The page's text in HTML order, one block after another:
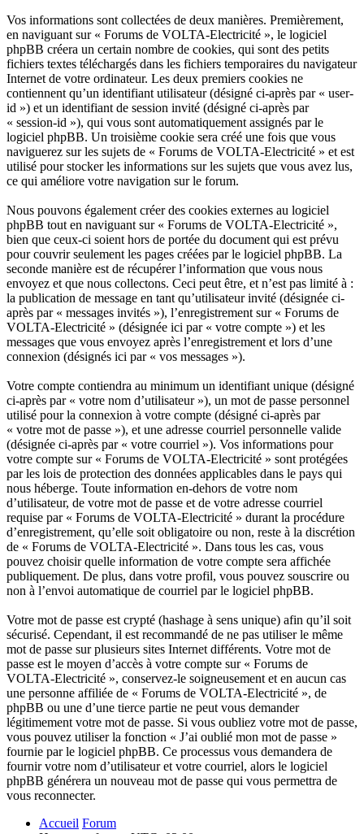
Vos informations sont collectées de deux manières. Premièrement,
en naviguant sur « Forums de VOLTA-Electricité », le logiciel
phpBB créera un certain nombre de cookies, qui sont des petits
fichiers textes téléchargés dans les fichiers temporaires du navigateur
Internet de votre ordinateur. Les deux premiers cookies ne
contiennent qu’un identifiant utilisateur (désigné ci-après par « user-
id ») et un identifiant de session invité (désigné ci-après par
« session-id »), qui vous sont automatiquement assignés par le
logiciel phpBB. Un troisième cookie sera créé une fois que vous
naviguerez sur les sujets de « Forums de VOLTA-Electricité » et est
utilisé pour stocker les informations sur les sujets que vous avez lus,
ce qui améliore votre navigation sur le forum.
Nous pouvons également créer des cookies externes au logiciel
phpBB tout en naviguant sur « Forums de VOLTA-Electricité »,
bien que ceux-ci soient hors de portée du document qui est prévu
pour couvrir seulement les pages créées par le logiciel phpBB. La
seconde manière est de récupérer l’information que vous nous
envoyez et que nous collectons. Ceci peut être, et n’est pas limité à :
la publication de message en tant qu’utilisateur invité (désignée ci-
après par « messages invités »), l’enregistrement sur « Forums de
VOLTA-Electricité » (désignée ici par « votre compte ») et les
messages que vous envoyez après l’enregistrement et lors d’une
connexion (désignés ici par « vos messages »).
Votre compte contiendra au minimum un identifiant unique (désigné
ci-après par « votre nom d’utilisateur »), un mot de passe personnel
utilisé pour la connexion à votre compte (désigné ci-après par
« votre mot de passe »), et une adresse courriel personnelle valide
(désignée ci-après par « votre courriel »). Vos informations pour
votre compte sur « Forums de VOLTA-Electricité » sont protégées
par les lois de protection des données applicables dans le pays qui
nous héberge. Toute information en-dehors de votre nom
d’utilisateur, de votre mot de passe et de votre adresse courriel
requise par « Forums de VOLTA-Electricité » durant la procédure
d’enregistrement, qu’elle soit obligatoire ou non, reste à la discrétion
de « Forums de VOLTA-Electricité ». Dans tous les cas, vous
pouvez choisir quelle information de votre compte sera affichée
publiquement. De plus, dans votre profil, vous pouvez souscrire ou
non à l’envoi automatique de courriel par le logiciel phpBB.
Votre mot de passe est crypté (hashage à sens unique) afin qu’il soit
sécurisé. Cependant, il est recommandé de ne pas utiliser le même
mot de passe sur plusieurs sites Internet différents. Votre mot de
passe est le moyen d’accès à votre compte sur « Forums de
VOLTA-Electricité », conservez-le soigneusement et en aucun cas
une personne affiliée de « Forums de VOLTA-Electricité », de
phpBB ou une d’une tierce partie ne peut vous demander
légitimement votre mot de passe. Si vous oubliez votre mot de passe,
vous pouvez utiliser la fonction « J’ai oublié mon mot de passe »
fournie par le logiciel phpBB. Ce processus vous demandera de
fournir votre nom d’utilisateur et votre courriel, alors le logiciel
phpBB générera un nouveau mot de passe qui vous permettra de
vous reconnecter.
Accueil Forum